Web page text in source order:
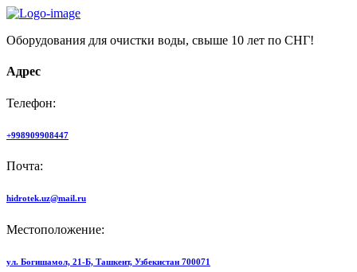
Оборудования для очистки воды, свыше 10 лет по СНГ!
Адрес
Телефон:
+998909908447
Почта:
hidrotek.uz@mail.ru
Местоположение:
ул. Богишамол, 21-Б, Ташкент, Узбекистан 700071